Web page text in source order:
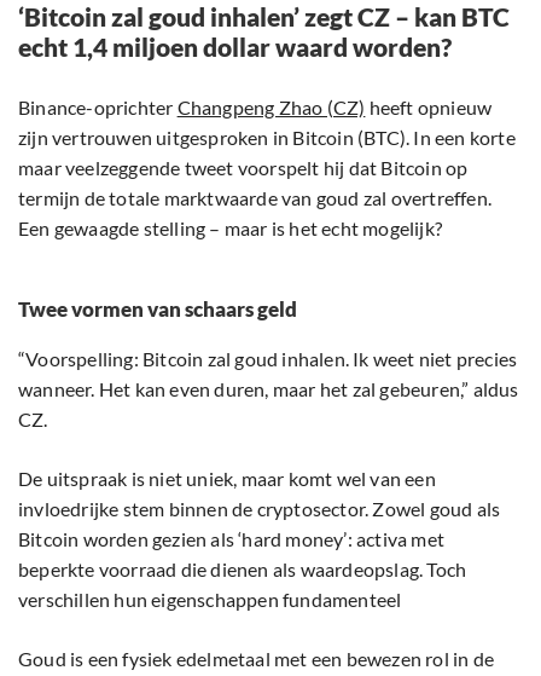
‘Bitcoin zal goud inhalen’ zegt CZ – kan BTC
echt 1,4 miljoen dollar waard worden?
Binance-oprichter Changpeng Zhao (CZ) heeft opnieuw
zijn vertrouwen uitgesproken in Bitcoin (BTC). In een korte
maar veelzeggende tweet voorspelt hij dat Bitcoin op
termijn de totale marktwaarde van goud zal overtreffen.
Een gewaagde stelling – maar is het echt mogelijk?
Twee vormen van schaars geld
“Voorspelling: Bitcoin zal goud inhalen. Ik weet niet precies
wanneer. Het kan even duren, maar het zal gebeuren,” aldus
CZ.
De uitspraak is niet uniek, maar komt wel van een
invloedrijke stem binnen de cryptosector. Zowel goud als
Bitcoin worden gezien als ‘hard money’: activa met
beperkte voorraad die dienen als waardeopslag. Toch
verschillen hun eigenschappen fundamenteel
Goud is een fysiek edelmetaal met een bewezen rol in de